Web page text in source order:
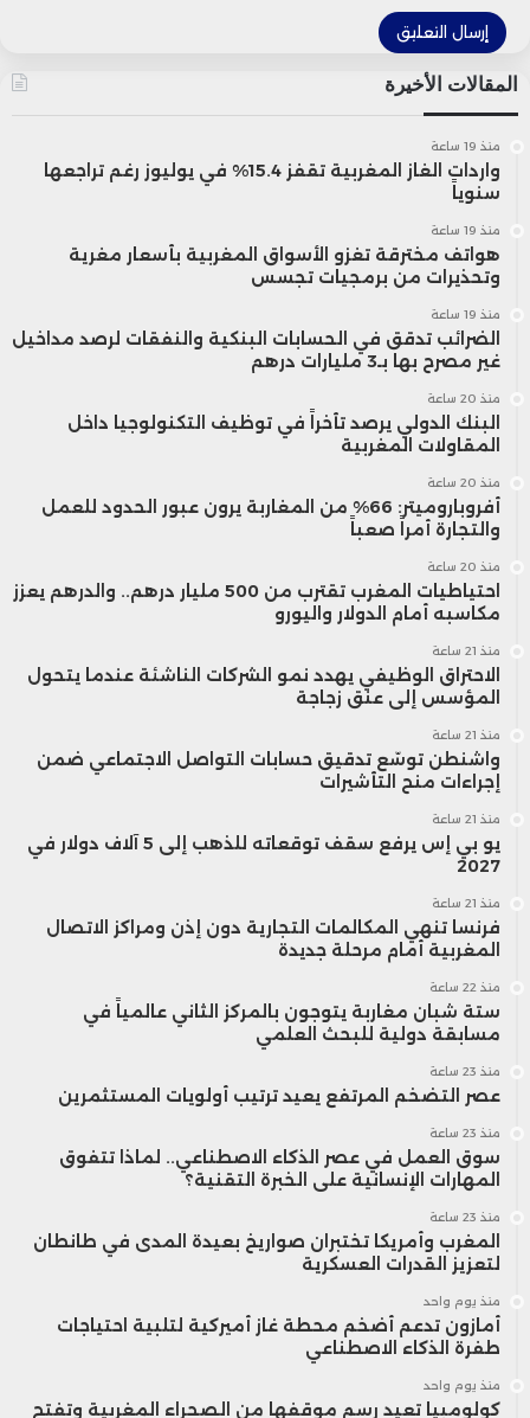
المقالات الأخيرة
منذ 19 ساعة
واردات الغاز المغربية تقفز 15.4% في يوليوز رغم تراجعها
سنوياً
منذ 19 ساعة
هواتف مخترقة تغزو الأسواق المغربية بأسعار مغرية
وتحذيرات من برمجيات تجسس
منذ 19 ساعة
الضرائب تدقق في الحسابات البنكية والنفقات لرصد مداخيل
غير مصرح بها بـ3 مليارات درهم
منذ 20 ساعة
البنك الدولي يرصد تأخراً في توظيف التكنولوجيا داخل
المقاولات المغربية
منذ 20 ساعة
أفروباروميتر: 66% من المغاربة يرون عبور الحدود للعمل
والتجارة أمراً صعباً
منذ 20 ساعة
احتياطيات المغرب تقترب من 500 مليار درهم.. والدرهم يعزز
مكاسبه أمام الدولار واليورو
منذ 21 ساعة
الاحتراق الوظيفي يهدد نمو الشركات الناشئة عندما يتحول
المؤسس إلى عنق زجاجة
منذ 21 ساعة
واشنطن توسّع تدقيق حسابات التواصل الاجتماعي ضمن
إجراءات منح التأشيرات
منذ 21 ساعة
يو بي إس يرفع سقف توقعاته للذهب إلى 5 آلاف دولار في
2027
منذ 21 ساعة
فرنسا تنهي المكالمات التجارية دون إذن ومراكز الاتصال
المغربية أمام مرحلة جديدة
منذ 22 ساعة
ستة شبان مغاربة يتوجون بالمركز الثاني عالمياً في
مسابقة دولية للبحث العلمي
منذ 23 ساعة
عصر التضخم المرتفع يعيد ترتيب أولويات المستثمرين
منذ 23 ساعة
سوق العمل في عصر الذكاء الاصطناعي.. لماذا تتفوق
المهارات الإنسانية على الخبرة التقنية؟
منذ 23 ساعة
المغرب وأمريكا تختبران صواريخ بعيدة المدى في طانطان
لتعزيز القدرات العسكرية
منذ يوم واحد
أمازون تدعم أضخم محطة غاز أميركية لتلبية احتياجات
طفرة الذكاء الاصطناعي
منذ يوم واحد
كولومبيا تعيد رسم موقفها من الصحراء المغربية وتفتح